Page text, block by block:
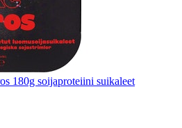
180g soijaproteiini suikaleet